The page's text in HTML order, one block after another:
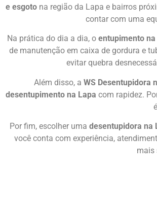
e esgotona região da Lapa e bairros
contar com uma
Na prática do dia a dia, o entupimento na
de manutenção em caixa de gordura e
evitar quebra
Além disso, a WS Desentupidora
desentupimento na Lapa com rapidez.
Por fim, escolher uma desentupidora na
você conta com experiência,
mais